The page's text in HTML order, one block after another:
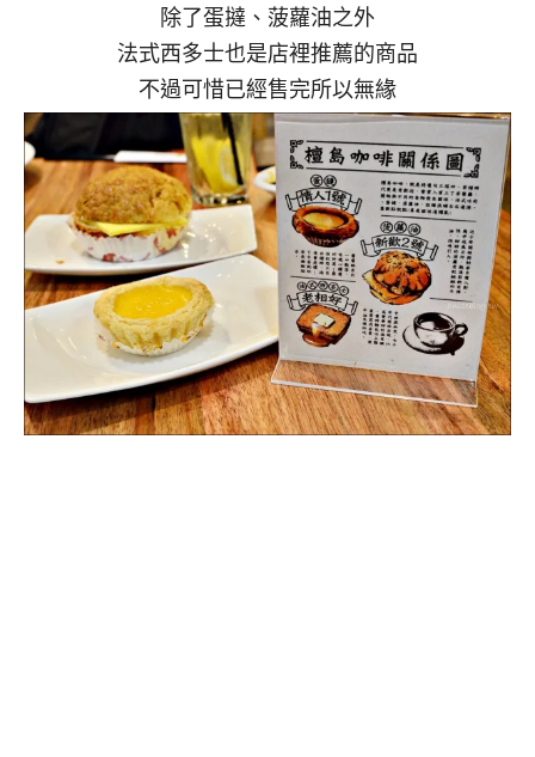
除了蛋撻、菠蘿油之外
法式西多士也是店裡推薦的商品
不過可惜已經售完所以無緣